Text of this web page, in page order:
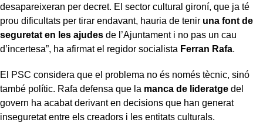
desapareixeran per decret. El sector cultural gironí, que ja té
prou dificultats per tirar endavant, hauria de tenir una font de
seguretat en les ajudes de l’Ajuntament i no pas un cau
d’incertesa”, ha afirmat el regidor socialista Ferran Rafa.
El PSC considera que el problema no és només tècnic, sinó
també polític. Rafa defensa que la manca de lideratge del
govern ha acabat derivant en decisions que han generat
inseguretat entre els creadors i les entitats culturals.